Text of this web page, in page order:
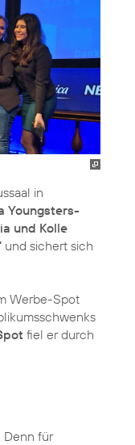
in
Youngsters-
und Kolle
und sichert sich
Werbe-Spot
fiel er durch
Denn für